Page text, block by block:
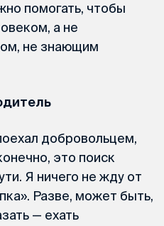
помогать, чтобы
а не
не знающим
добровольцем,
это поиск
Я ничего не жду от
Разве, может быть,
— ехать